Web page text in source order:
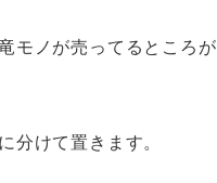
モノが売ってるところが
けて置きます。